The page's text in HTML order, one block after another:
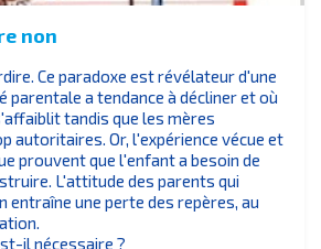
non
Ce paradoxe est révélateur d'une
a tendance à décliner et où
tandis que les mères
autoritaires. Or, l'expérience vécue et
prouvent que l'enfant a besoin de
L'attitude des parents qui
entraîne une perte des repères, au
il nécessaire ?